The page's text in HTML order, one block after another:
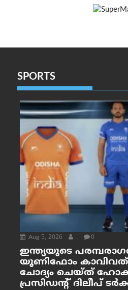
SPORTS
Aug 5, 2026 . 0
ഇന്ത്യയുടെ
യൂണിഫോം
ചോദ്യം ചെയ്ത്
പ്രസിഡന്റ് ദിലീപ്